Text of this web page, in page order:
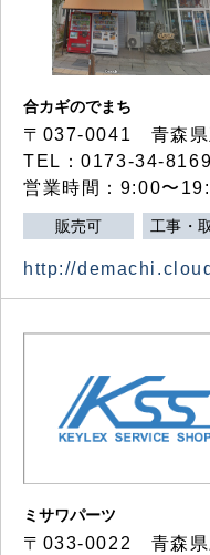
合カギのでまち
〒037-0041 青森県
TEL：0173-34-
営業時間：9:00〜
販売可 工事・
http://
ミサワパーツ
〒033-0022 青森県